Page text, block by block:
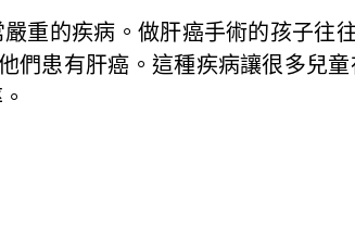
重的疾病。做肝癌手術的孩子往
們患有肝癌。這種疾病讓很多兒